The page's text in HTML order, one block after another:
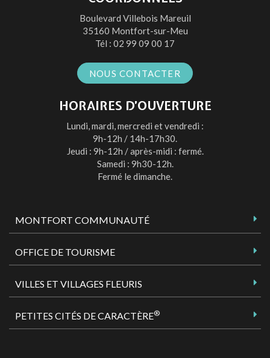
compte
Facebook
compte
Twitter
compte
Instagram
chaîne
Youtube
Boulevard Villebois Mareuil
35160 Montfort-sur-Meu
Tél : 02 99 09 00 17
NOUS CONTACTER
HORAIRES D’OUVERTURE
Lundi, mardi, mercredi et vendredi :
9h-12h / 14h-17h30.
Jeudi : 9h-12h / après-midi : fermé.
Samedi : 9h30-12h.
Fermé le dimanche.
MONTFORT COMMUNAUTÉ
OFFICE DE TOURISME
VILLES ET VILLAGES FLEURIS
PETITES CITÉS DE CARACTÈRE®